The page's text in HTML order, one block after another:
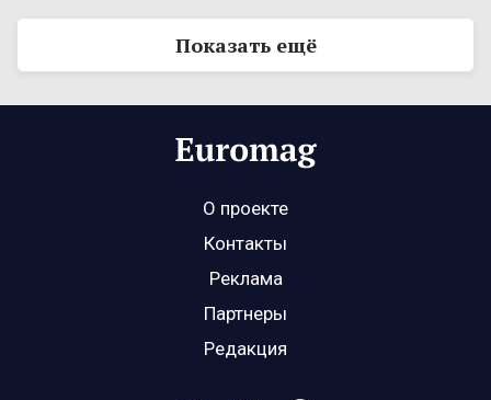
Показать ещё
О проекте
Контакты
Реклама
Партнеры
Редакция